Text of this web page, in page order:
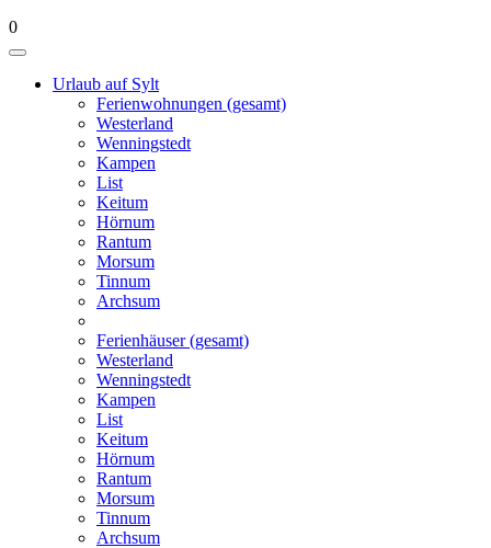
0
Urlaub auf Sylt
Ferienwohnungen (gesamt)
Westerland
Wenningstedt
Kampen
List
Keitum
Hörnum
Rantum
Morsum
Tinnum
Archsum
Ferienhäuser (gesamt)
Westerland
Wenningstedt
Kampen
List
Keitum
Hörnum
Rantum
Morsum
Tinnum
Archsum